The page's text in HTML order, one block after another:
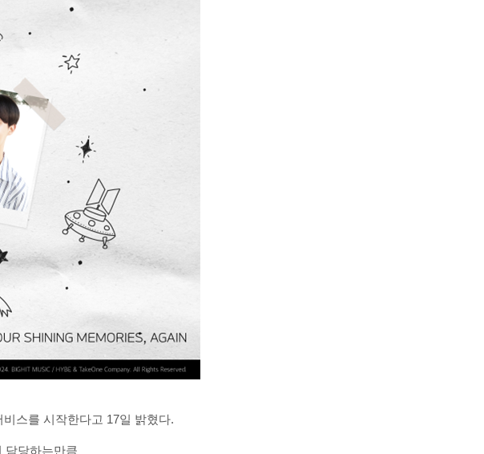
스를 시작한다고 17일 밝혔다.
담당하는만큼